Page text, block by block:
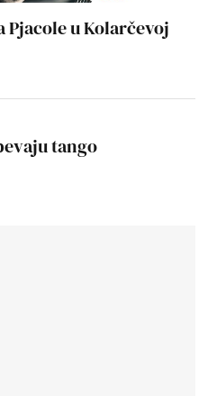
Pjacole u Kolarčevoj
tango